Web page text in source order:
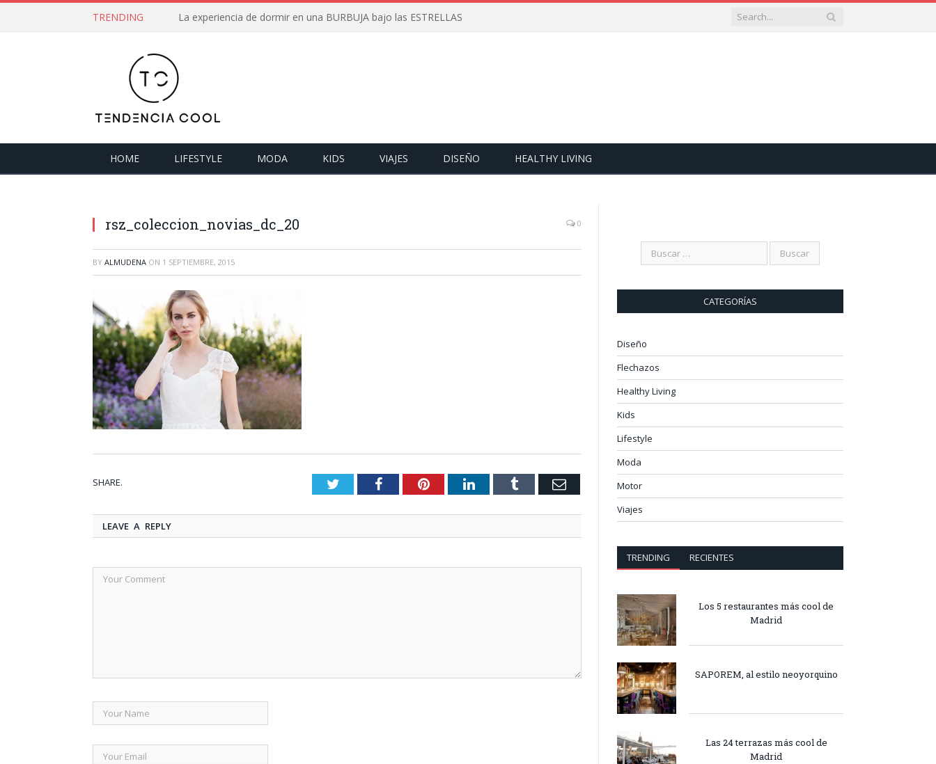
TRENDING La experiencia de dormir en una BURBUJA bajo las ESTRELLAS
HOME LIFESTYLE MODA KIDS VIAJES DISEÑO HEALTHY LIVING
rsz_coleccion_novias_dc_20 0
BY ALMUDENA ON 1 SEPTIEMBRE, 2015
SHARE. TwitterFacebookPinterestLinkedInTumblr Email
LEAVE A REPLY
CATEGORÍAS
Diseño
Flechazos
Healthy Living
Kids
Lifestyle
Moda
Motor
Viajes
TRENDING RECIENTES
Los 5 restaurantes más cool de
Madrid
SAPOREM, al estilo neoyorquino
Las 24 terrazas más cool de
Madrid